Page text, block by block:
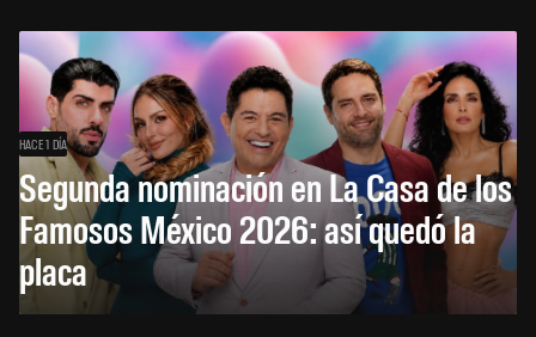
HACE 1 DÍA
Segunda nominación en La Casa de los
Famosos México 2026: así quedó la
placa